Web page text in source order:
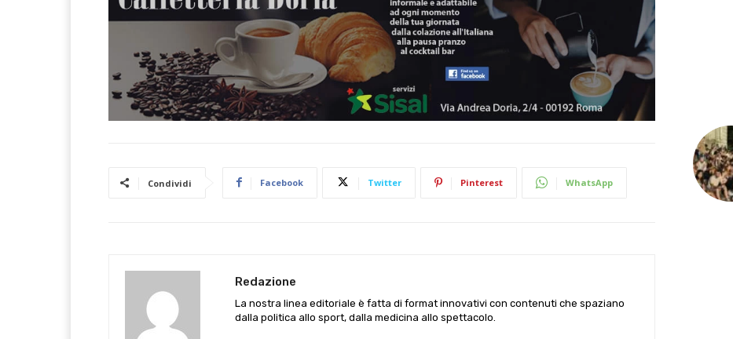
Condividi Facebook Twitter Pinterest WhatsApp
Redazione
La nostra linea editoriale è fatta di format innovativi con contenuti che spaziano
dalla politica allo sport, dalla medicina allo spettacolo.